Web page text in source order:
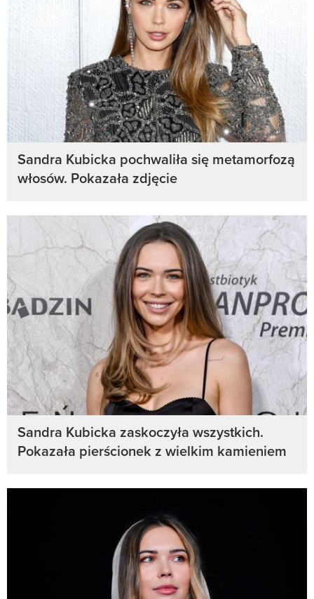
Sandra Kubicka pochwaliła się metamorfozą
włosów. Pokazała zdjęcie
Sandra Kubicka zaskoczyła wszystkich.
Pokazała pierścionek z wielkim kamieniem